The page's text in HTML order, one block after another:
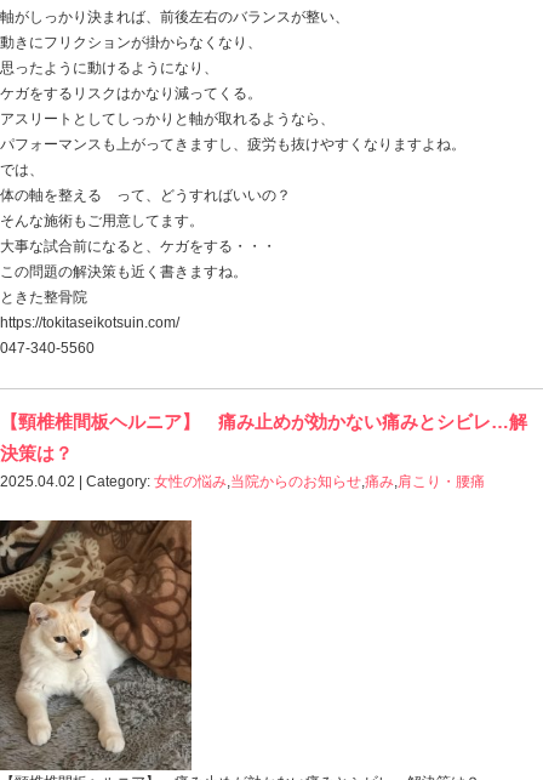
おはようございます
ときた整骨院
https://tokitaseikotsuin.com/ です。
なんだかんだで
ウチに来て10年になります
いつまでも仲良くね
今日の話は
【ケガ予防】 ケガをする人にはケガをしてしまう理
スポーツをしていると、ケガは付きもの・・・
どうしても避けられない場合もあったりしますよね。
周りの選手よりケガの頻度が高い とか
大事な試合の前にケガをしてしまう とか
対したケガではなかったけど、ずっと治らない とか
がんばっているから・・・！
タイミングが悪かった・・・！
運がなかった・・・！
体が硬いから・・・！